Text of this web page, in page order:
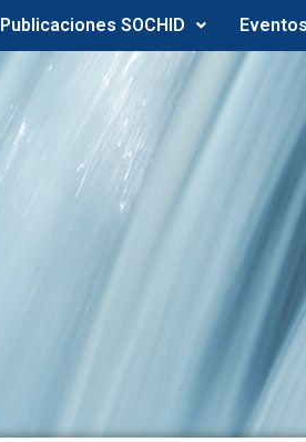
Publicaciones SOCHID Eventos